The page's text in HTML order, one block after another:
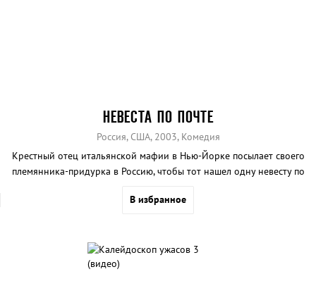
НЕВЕСТА ПО ПОЧТЕ
Россия, США, 2003, Комедия
Крестный отец итальянской мафии в Нью-Йорке посылает своего
племянника-придурка в Россию, чтобы тот нашел одну невесту по
числе коллегу «крестного отца»... Типичный американский фильм
особенно если принять во внимание участие с нашей стороны
русского продюсера и явно не самых плохих актеров
В избранное